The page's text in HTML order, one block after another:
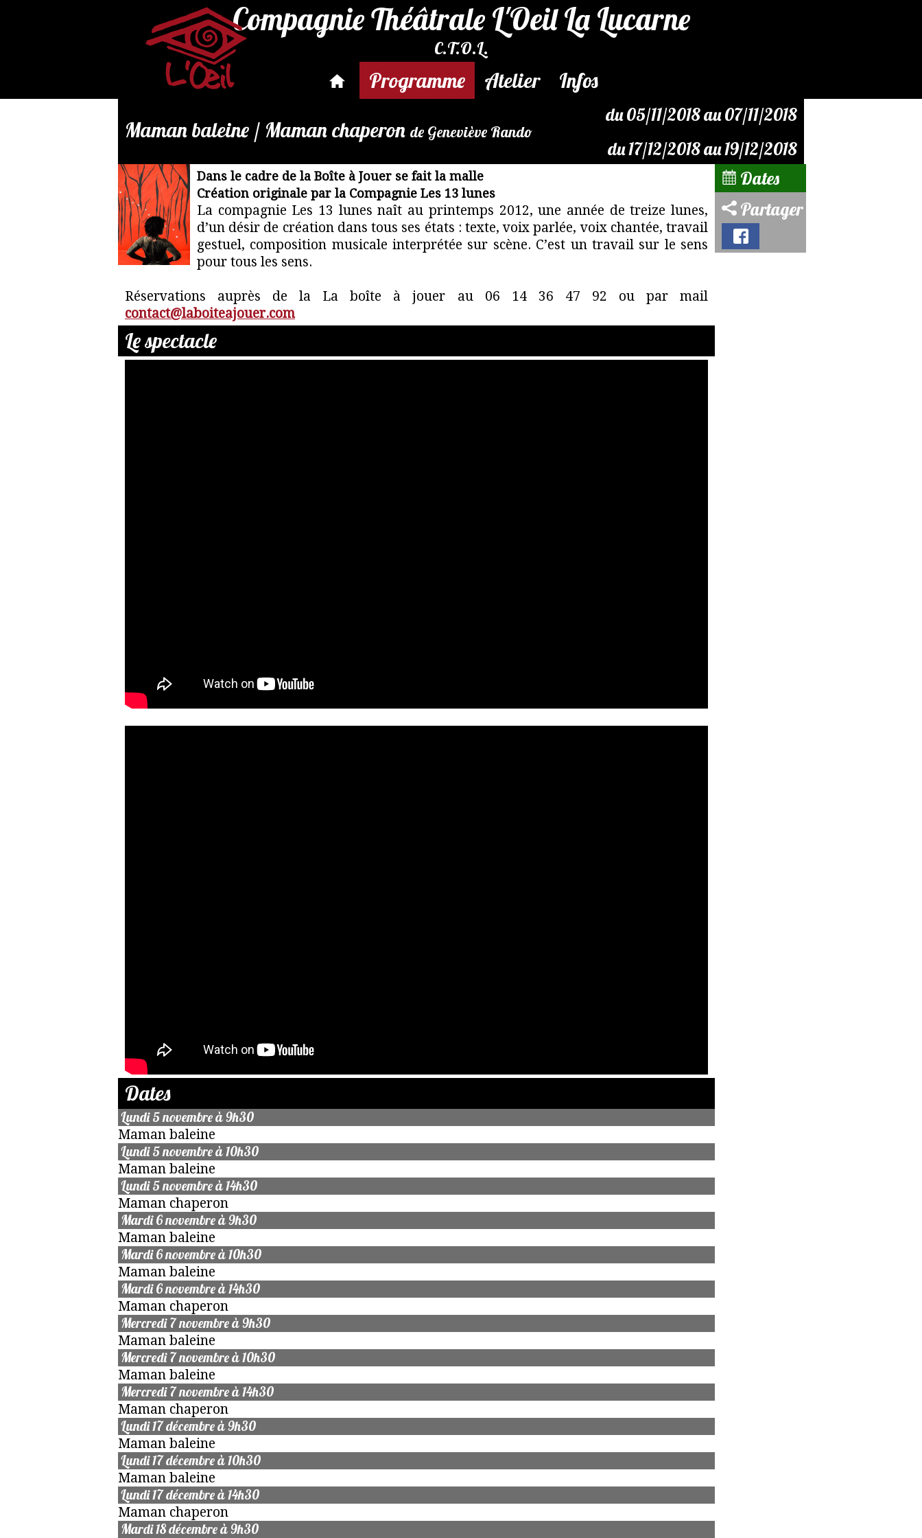
Compagnie Théâtrale L'Oeil La Lucarne
C.T.O.L.
Programme Atelier
Infos
Maman baleine / Maman chaperon de Geneviève Rando
du 05/11/2018 au 07/11/2018
du 17/12/2018 au 19/12/2018
Réservations
par
mail
:
contact@laboitejouer.com
Dans le cadre de la Boîte à Jouer se fait la malle
Création originale par la Compagnie Les 13 lunes
La compagnie Les 13 lunes naît au printemps 2012, une année de treize lunes,
d’un désir de création dans tous ses états : texte, voix parlée, voix chantée, travail
gestuel, composition musicale interprétée sur scène. C’est un travail sur le sens
pour tous les sens.
Réservations auprès de la La boîte à jouer au 06 14 36 47 92 ou par mail
contact@laboiteajouer.com
Le spectacle
Dates
Lundi 5 novembre à 9h30
Maman baleine
Lundi 5 novembre à 10h30
Maman baleine
Lundi 5 novembre à 14h30
Maman chaperon
Mardi 6 novembre à 9h30
Maman baleine
Mardi 6 novembre à 10h30
Maman baleine
Mardi 6 novembre à 14h30
Maman chaperon
Mercredi 7 novembre à 9h30
Maman baleine
Mercredi 7 novembre à 10h30
Maman baleine
Mercredi 7 novembre à 14h30
Maman chaperon
Lundi 17 décembre à 9h30
Maman baleine
Lundi 17 décembre à 10h30
Maman baleine
Lundi 17 décembre à 14h30
Maman chaperon
Mardi 18 décembre à 9h30
Dates
Partager